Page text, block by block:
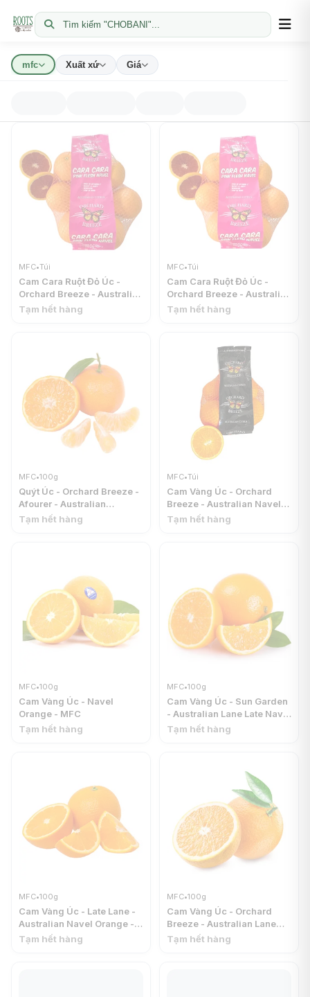
Tìm kiếm "CHOBANI"...
mfc Xuất xứ Giá
MFC•Túi
Cam Cara Ruột Đỏ Úc -
Orchard Breeze - Australian
Cara Cara Pink Flesh Navel
Tạm hết hàng
MFC•Túi
Cam Cara Ruột Đỏ Úc -
Orchard Breeze - Australian
Cara Cara Pink Flesh Navel
Tạm hết hàng
MFC•100g
Quýt Úc - Orchard Breeze -
Afourer - Australian
Mandarin - MFC
Tạm hết hàng
MFC•Túi
Cam Vàng Úc - Orchard
Breeze - Australian Navel
Orange (1kg) - MFC
Tạm hết hàng
MFC•100g
Cam Vàng Úc - Navel
Orange - MFC
Tạm hết hàng
MFC•100g
Cam Vàng Úc - Sun Garden
- Australian Lane Late Navel
Orange - MFC
Tạm hết hàng
MFC•100g
Cam Vàng Úc - Late Lane -
Australian Navel Orange -
Size 55 - MFC
Tạm hết hàng
MFC•100g
Cam Vàng Úc - Orchard
Breeze - Australian Lane
Late Navel Oranges - MFC
Tạm hết hàng